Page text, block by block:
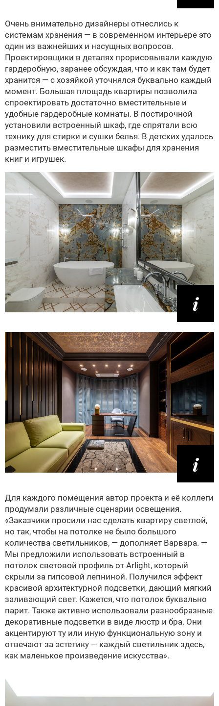
Очень внимательно дизайнеры отнеслись к
системам хранения — в современном интерьере это
один из важнейших и насущных вопросов.
Проектировщики в деталях прорисовывали каждую
гардеробную, заранее обсуждая, что и как там будет
хранится — с хозяйкой уточнялся буквально каждый
момент. Большая площадь квартиры позволила
спроектировать достаточно вместительные и
удобные гардеробные комнаты. В постирочной
установили встроенный шкаф, где спрятали всю
технику для стирки и сушки белья. В детских удалось
разместить вместительные шкафы для хранения
книг и игрушек.
Для каждого помещения автор проекта и её коллеги
продумали различные сценарии освещения.
«Заказчики просили нас сделать квартиру светлой,
но так, чтобы на потолке не было большого
количества светильников, — дополняет Варвара. —
Мы предложили использовать встроенный в
потолок световой профиль от Arlight, который
скрыли за гипсовой лепниной. Получился эффект
красивой архитектурной подсветки, дающий мягкий
заливающий свет. Кажется, что потолок буквально
парит. Также активно использовали разнообразные
декоративные подсветки в виде люстр и бра. Они
акцентируют ту или иную функциональную зону и
отвечают за эстетику — каждый светильник здесь,
как маленькое произведение искусства».